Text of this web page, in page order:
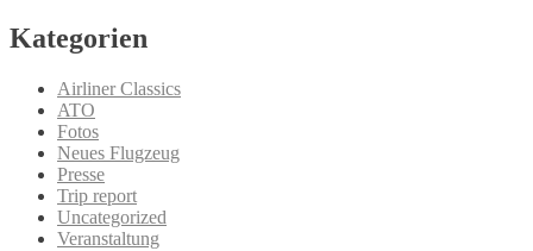
Kategorien
Airliner Classics
ATO
Fotos
Neues Flugzeug
Presse
Trip report
Uncategorized
Veranstaltung